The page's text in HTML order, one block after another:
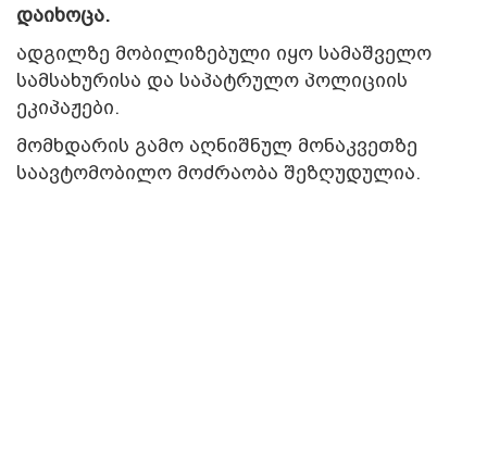
დაიხოცა.
ადგილზე მობილიზებული იყო სამაშველო
სამსახურისა და საპატრულო პოლიციის
ეკიპაჟები.
მომხდარის გამო აღნიშნულ მონაკვეთზე
საავტომობილო მოძრაობა შეზღუდულია.